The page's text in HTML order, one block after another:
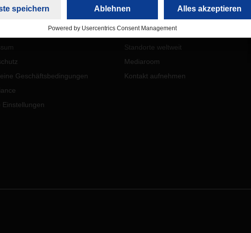
Geschäftsbedingungen
Einstellungen
ÜBER UNS
Standorte weltweit
Mediaroom
Kontakt aufnehmen